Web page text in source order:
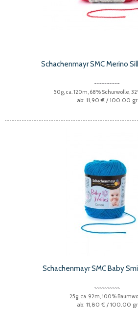
Schachenmayr SMC Merino
50g, ca. 120m, 68% Schurwolle,
11,90 € / 100.00 gr
Schachenmayr SMC Baby
25g, ca. 92m, 100%
11,80 € / 100.00 gr